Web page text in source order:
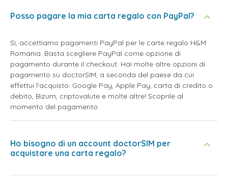
Posso pagare la mia carta regalo con PayPal?
Sì, accettiamo pagamenti PayPal per le carte regalo H&M
Romania. Basta scegliere PayPal come opzione di
pagamento durante il checkout. Hai molte altre opzioni di
pagamento su doctorSIM, a seconda del paese da cui
effettui l'acquisto: Google Pay, Apple Pay, carta di credito o
debito, Bizum, criptovalute e molte altre! Scoprile al
momento del pagamento.
Ho bisogno di un account doctorSIM per
acquistare una carta regalo?